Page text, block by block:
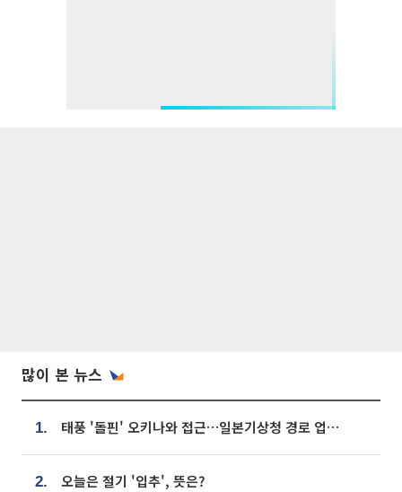
많이 본 뉴스
1. 태풍 '돌핀' 오키나와 접근…일본기상청 경로 업데이트
2. 오늘은 절기 '입추', 뜻은?